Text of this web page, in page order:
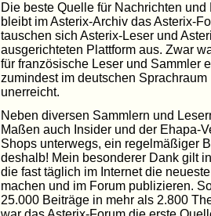
Die beste Quelle für Nachrichten
bleibt im Asterix-Archiv das Asterix-
tauschen sich Asterix-Leser und
ausgerichteten Plattform aus. Zwar
für französische Leser und Sammler
zumindest im deutschen
unerreicht.
Neben diversen Sammlern und
Maßen auch Insider und der Ehapa-
Shops unterwegs, ein regelmäßiger
deshalb! Mein besonderer Dank gilt
die fast täglich im Internet die
machen und im Forum publizieren.
25.000 Beiträge in mehr als 2.800